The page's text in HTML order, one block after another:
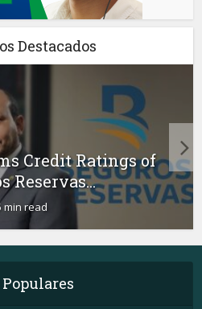
Destacados
Credit Ratings of
Reservas...
min read